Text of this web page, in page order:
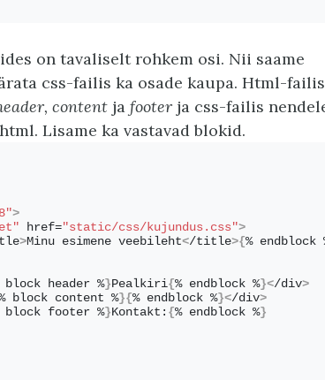
on tavaliselt rohkem osi. Nii saame
css-failis ka osade kaupa. Html-failis
content ja footer ja css-failis
Lisame ka vastavad blokid.
>
href="static/css/kujundus.css">
>Minu esimene veebileht</title>{% endblock
block header %}Pealkiri{% endblock %}</div>
block content %}{% endblock %}</div>
block footer %}Kontakt: {% endblock %}